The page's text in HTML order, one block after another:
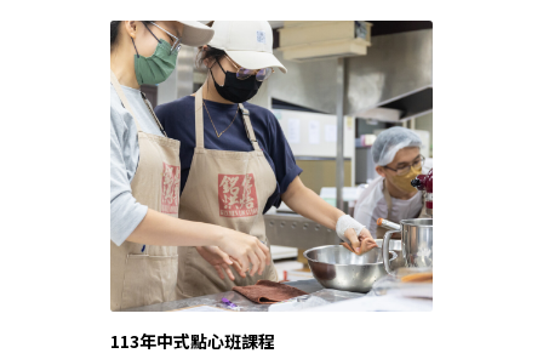
113年中式點心班課程